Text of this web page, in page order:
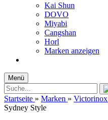
Kai Shun
DOVO
Miyabi
Cangshan
Horl
Marken anzeigen
Menü
Startseite » Marken » Victorinox
Sydney Style